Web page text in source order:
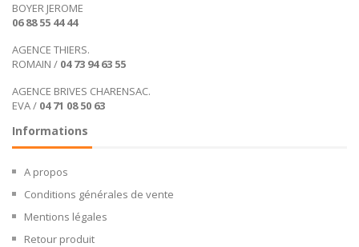
BOYER JEROME
06 88 55 44 44
AGENCE THIERS.
ROMAIN / 04 73 94 63 55
AGENCE BRIVES CHARENSAC.
EVA / 04 71 08 50 63
Informations
A propos
Conditions générales de vente
Mentions légales
Retour produit